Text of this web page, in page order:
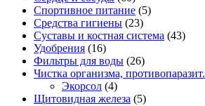
Спортивное питание (5)
Средства гигиены (23)
Суставы и костная система (43)
Удобрения (16)
Фильтры для воды (26)
Чистка организма, противопаразит.
Экорсол (4)
Щитовидная железа (5)